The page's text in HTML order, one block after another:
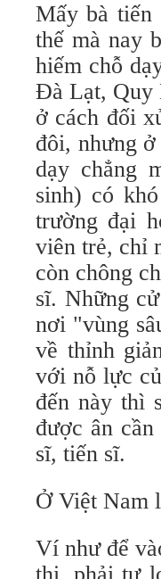
Mấy bà tiến
thế mà nay
hiếm chỗ
Ðà Lạt, Quy
ở cách đối
đôi, nhưng
dạy chẳng
sinh) có
trường đại
viên trẻ, chỉ
còn chông
sĩ. Những
nơi "vùng
về thỉnh
với nỗ lực
đến này thì
được ân
sĩ, tiến sĩ.
Ở Việt Nam
Ví như để